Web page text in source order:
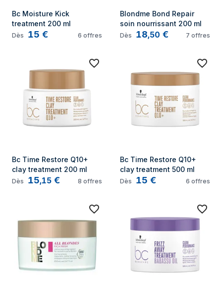
Bc Moisture Kick
treatment 200 ml
Dès 15 € 6 offres
Blondme Bond Repair
soin nourrissant 200 ml
Dès 18,50 € 7 offres
Bc Time Restore Q10+
clay treatment 200 ml
Dès 15,15 € 8 offres
Bc Time Restore Q10+
clay treatment 500 ml
Dès 15 € 6 offres